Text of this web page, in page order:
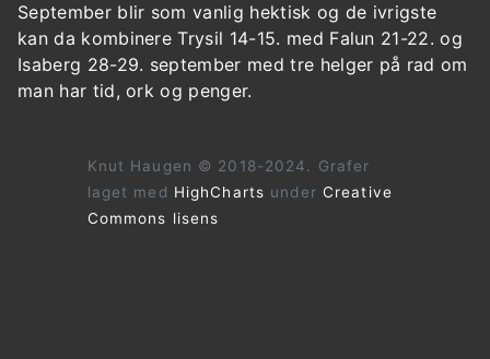
September blir som vanlig hektisk og de ivrigste
kan da kombinere Trysil 14-15. med Falun 21-22. og
Isaberg 28-29. september med tre helger på rad om
man har tid, ork og penger.
Knut Haugen © 2018-2024. Grafer
laget med HighCharts under Creative
Commons lisens